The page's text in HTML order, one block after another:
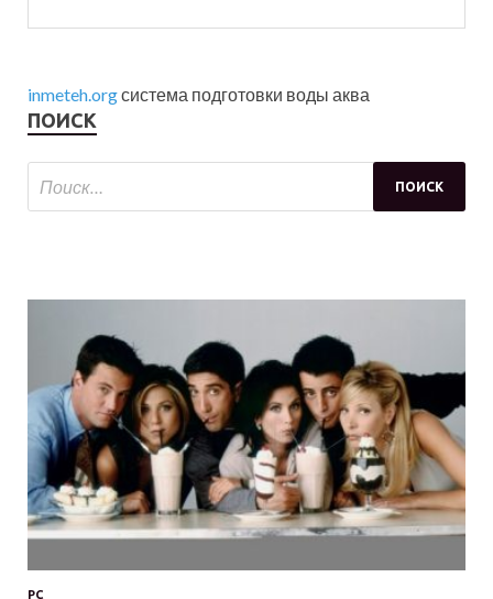
inmeteh.orgсистема подготовки воды аква
ПОИСК
PC